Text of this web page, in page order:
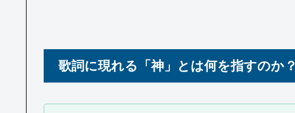
歌詞に現れる「神」とは何を指すのか？